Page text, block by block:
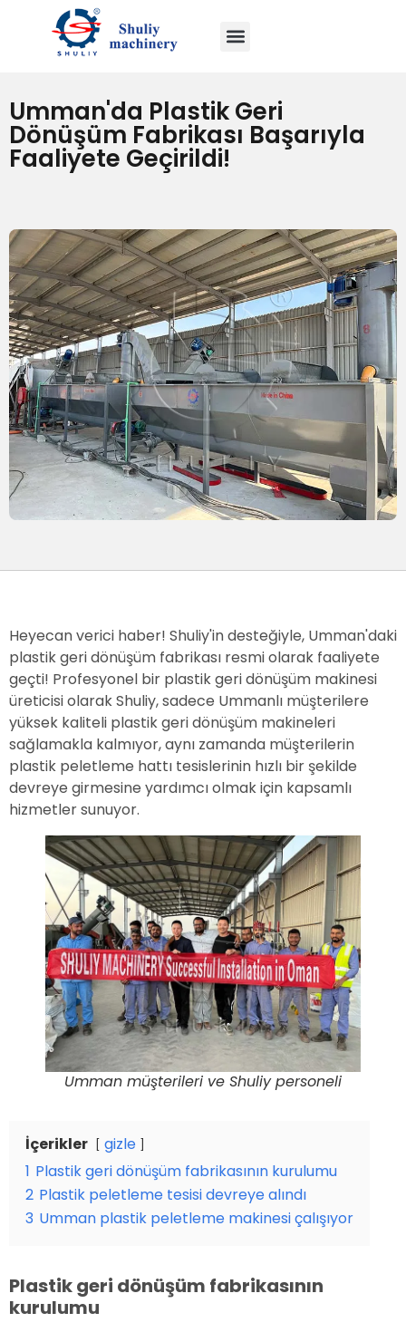
Umman'da Plastik Geri
Dönüşüm Fabrikası Başarıyla
Faaliyete Geçirildi!
Heyecan verici haber! Shuliy'in desteğiyle, Umman'daki
plastik geri dönüşüm fabrikası resmi olarak faaliyete
geçti! Profesyonel bir plastik geri dönüşüm makinesi
üreticisi olarak Shuliy, sadece Ummanlı müşterilere
yüksek kaliteli plastik geri dönüşüm makineleri
sağlamakla kalmıyor, aynı zamanda müşterilerin
plastik peletleme hattı tesislerinin hızlı bir şekilde
devreye girmesine yardımcı olmak için kapsamlı
hizmetler sunuyor.
Umman müşterileri ve Shuliy personeli
İçerikler
gizle
1 Plastik geri dönüşüm fabrikasının kurulumu
2 Plastik peletleme tesisi devreye alındı
3 Umman plastik peletleme makinesi çalışıyor
Plastik geri dönüşüm fabrikasının
kurulumu